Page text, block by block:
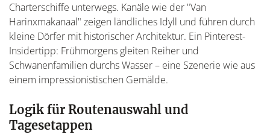
Charterschiffe unterwegs. Kanäle wie der "Van
Harinxmakanaal" zeigen ländliches Idyll und führen durch
kleine Dörfer mit historischer Architektur. Ein Pinterest-
Insidertipp: Frühmorgens gleiten Reiher und
Schwanenfamilien durchs Wasser – eine Szenerie wie aus
einem impressionistischen Gemälde.
Logik für Routenauswahl und
Tagesetappen